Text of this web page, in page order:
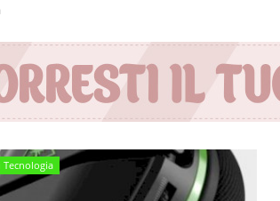
Tecnologia